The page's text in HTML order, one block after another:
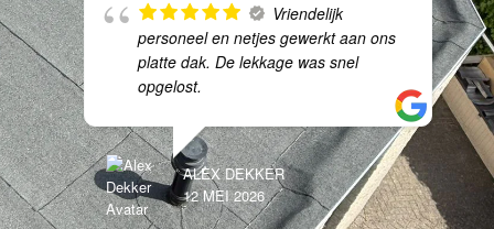
Vriendelijk
personeel en netjes gewerkt aan ons
platte dak. De lekkage was snel
opgelost.
ALEX DEKKER
12 MEI 2026